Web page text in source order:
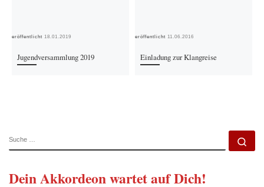
Veröffentlicht 18.01.2019
Jugendversammlung 2019
Veröffentlicht 11.06.2016
Einladung zur Klangreise
Dein Akkordeon wartet auf Dich!